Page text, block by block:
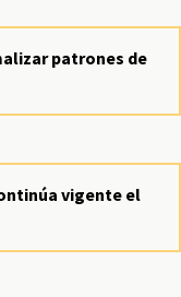
patrones de
vigente el